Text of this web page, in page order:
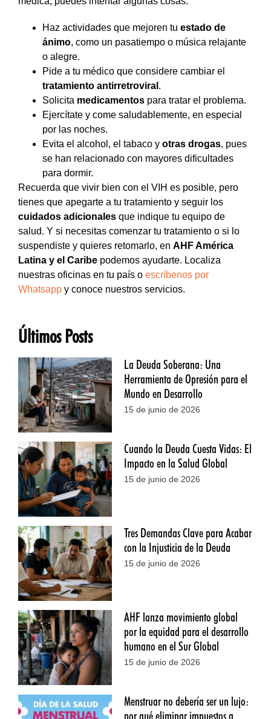
Haz actividades que mejoren tu estado de
ánimo, como un pasatiempo o música relajante
o alegre.
Pide a tu médico que considere cambiar el
tratamiento antirretroviral .
Solicita medicamentos para tratar el problema.
Ejercítate y come saludablemente, en especial
por las noches.
Evita el alcohol, el tabaco y otras drogas, pues
se han relacionado con mayores dificultades
para dormir.
Recuerda que vivir bien con el VIH es posible, pero
tienes que apegarte a tu tratamiento y seguir los
cuidados adicionales que indique tu equipo de
salud. Y si necesitas comenzar tu tratamiento o si lo
suspendiste y quieres retomarlo, en AHF América
Latina y el Caribe podemos ayudarte. Localiza
nuestras oficinas en tu país o escríbenos por
Whatsapp y conoce nuestros servicios.
Últimos Posts
La Deuda Soberana: Una
Herramienta de Opresión para el
Mundo en Desarrollo
15 de junio de 2026
Cuando la Deuda Cuesta Vidas: El
Impacto en la Salud Global
15 de junio de 2026
Tres Demandas Clave para Acabar
con la Injusticia de la Deuda
15 de junio de 2026
AHF lanza movimiento global
por la equidad para el desarrollo
humano en el Sur Global
15 de junio de 2026
Menstruar no debería ser un lujo: